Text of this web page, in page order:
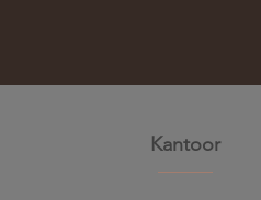
Kantoor